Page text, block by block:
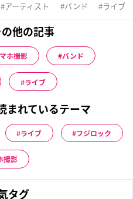
アーティスト バンド ライブ
他の記事
ホ撮影 バンド
ライブ
まれているテーマ
ライブ フジロック
撮影
タグ